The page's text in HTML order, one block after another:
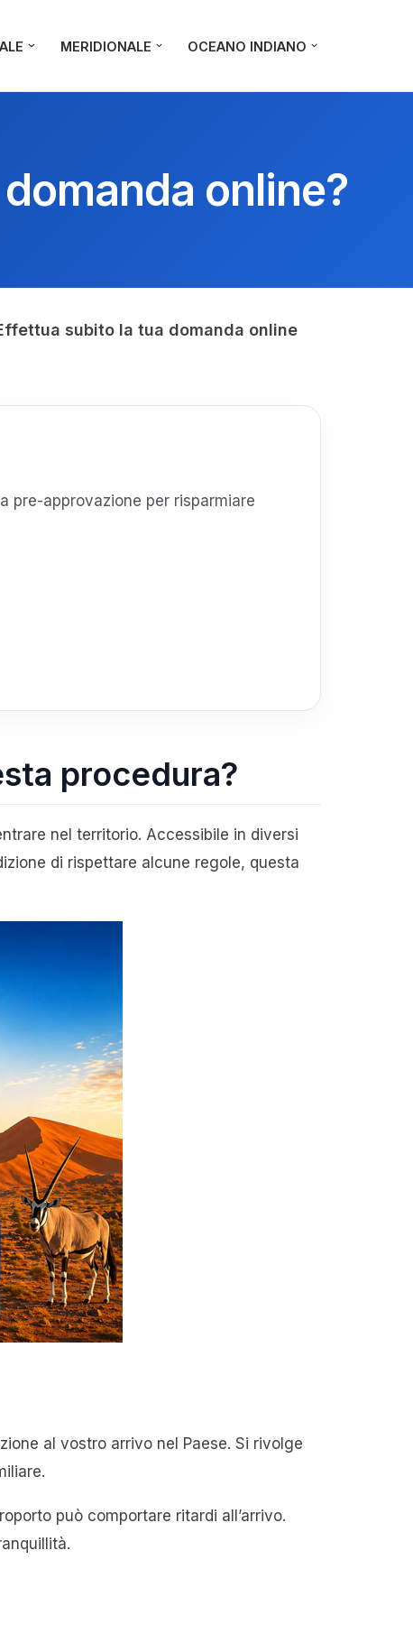
MERIDIONALE OCEANO INDIANO
online?
subito la tua domanda online
pre-approvazione per risparmiare
procedura?
nel territorio. Accessibile in diversi
di rispettare alcune regole, questa
al vostro arrivo nel Paese. Si rivolge
può comportare ritardi all’arrivo.